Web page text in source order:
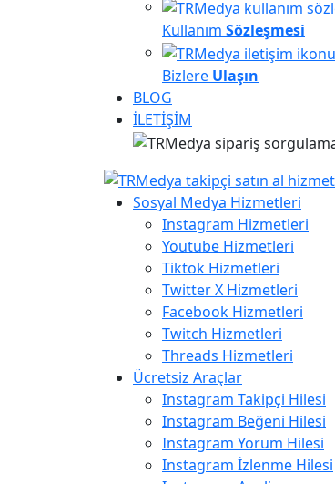
Kullanım Sözleşmesi
Bizlere Ulaşın
BLOG
İLETİŞİM
Sosyal Medya Hizmetleri
Instagram Hizmetleri
Youtube Hizmetleri
Tiktok Hizmetleri
Twitter X Hizmetleri
Facebook Hizmetleri
Twitch Hizmetleri
Threads Hizmetleri
Ücretsiz Araçlar
Instagram Takipçi Hilesi
Instagram Beğeni Hilesi
Instagram Yorum Hilesi
Instagram İzlenme Hilesi